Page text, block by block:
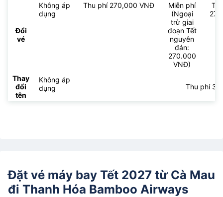
Đổi
vé
Không áp
dụng
Thu phí 270,000 VNĐ
Miễn phí
(Ngoại
trừ giai
đoạn Tết
nguyên
đán:
270.000
VNĐ)
Thay
đổi
tên
Không áp
dụng
Thu phí
Đặt vé máy bay Tết 2027 từ Cà Mau
đi Thanh Hóa Bamboo Airways